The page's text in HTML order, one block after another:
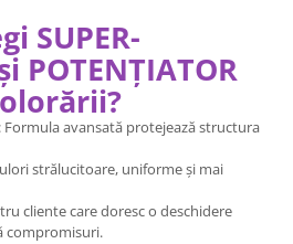
SUPER-
POTENȚIATOR
: Formula avansată protejează structura
strălucitoare, uniforme și mai
cliente care doresc o deschidere
compromisuri.